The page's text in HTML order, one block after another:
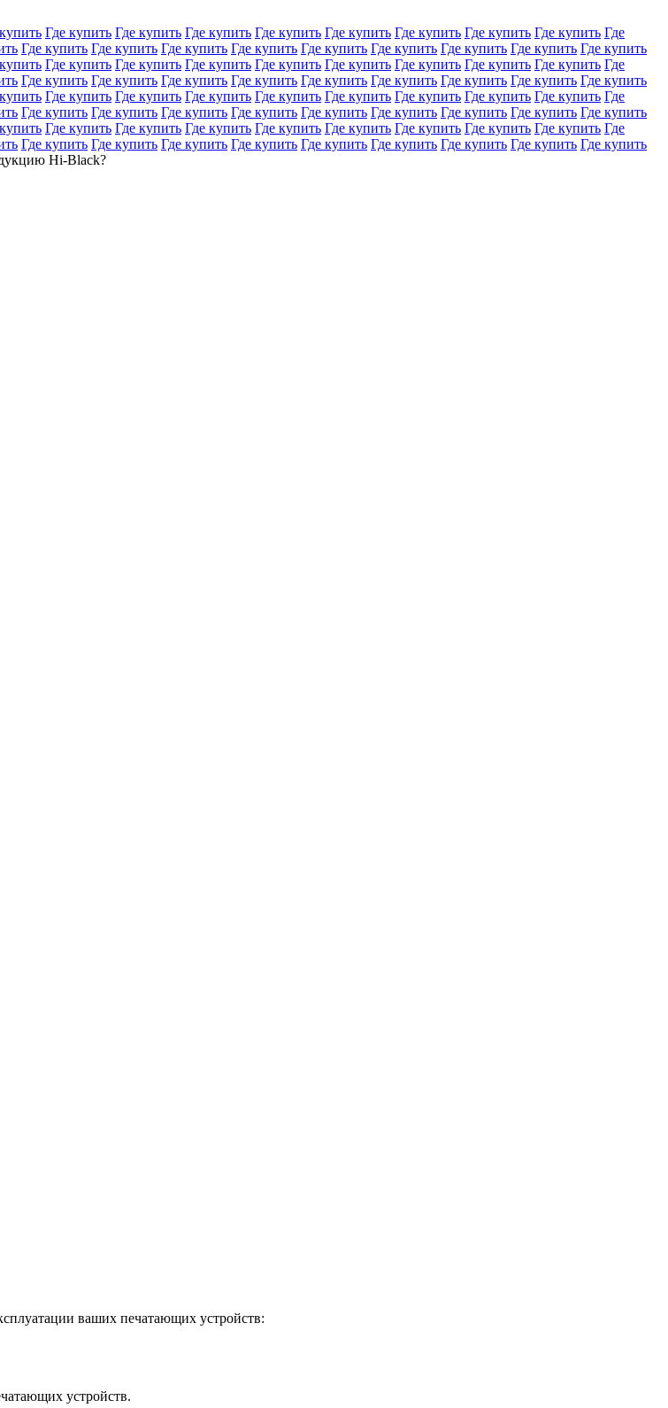
Где купить Где купить Где купить Где купить Где купить Где купить Где купить Где купить Где
Где купить Где купить Где купить Где купить Где купить Где купить Где купить Где купить Где купить
Где купить Где купить Где купить Где купить Где купить Где купить Где купить Где купить Где
Где купить Где купить Где купить Где купить Где купить Где купить Где купить Где купить Где купить
Где купить Где купить Где купить Где купить Где купить Где купить Где купить Где купить Где
Где купить Где купить Где купить Где купить Где купить Где купить Где купить Где купить Где купить
Где купить Где купить Где купить Где купить Где купить Где купить Где купить Где купить Где
Где купить Где купить Где купить Где купить Где купить Где купить Где купить Где купить Где купить
Hi-Black?
ваших печатающих устройств:
устройств.